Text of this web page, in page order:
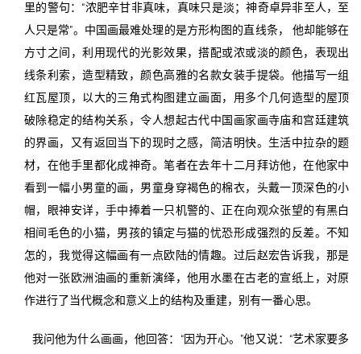
里的警句：“浓肥辛甘非真味，真味只是淡；神奇卓异非至人，至
人只是常”。中国画最难处理的是方形构图的直线条， 他却能够在
方寸之间，利用现代的光影效果，搭配或浓或淡的颜色，表现出
线条利索，造型精致，颜色高雅的名款女装手提袋。他描写一组
红瓦屋顶，以大的三角式构图建立画面，用多个几何造型的屋顶
破除稳定的结构关系，令人想起古代中国画家画寺庙和宫廷建筑
的界画，又有返回当下的现时之感，简洁明快。生活中拉杂的题
材，在他手里都化成神奇。笔者在去年十二月拜访他，在他家中
看到一幅小男童的画，男童身穿褐色的棉衣，头戴一顶深色的小
帽，眼神安详，手中捧着一只机警的、正在向观众张望的有黑白
相间毛色的小猫，男孩的镇定与猫的忧恐形成强烈的反差。不知
怎的，我觉得这幅画有一点欧陆的情趣。过后赵宏告诉我，那是
他对一张欧洲油画的重新演绎，他用水墨在古老的宣纸上，对原
作进行了当代概念和意义上的结构及重建，别有一番心思。
我问他为什么画画，他回答：“因为开心。”他又说：“艺术家要多